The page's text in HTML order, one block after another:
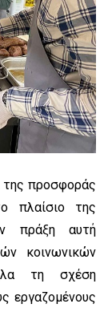
της προσφοράς
πλαίσιο της
πράξη αυτή
κοινωνικών
τη σχέση
εργαζομένους